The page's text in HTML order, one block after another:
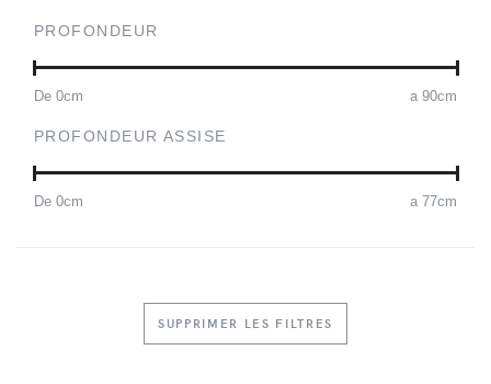
PROFONDEUR
De 0cm a 90cm
PROFONDEUR ASSISE
De 0cm a 77cm
SUPPRIMER LES FILTRES